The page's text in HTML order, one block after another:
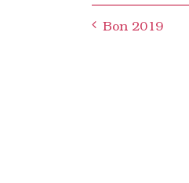
navigation
Bon 2019